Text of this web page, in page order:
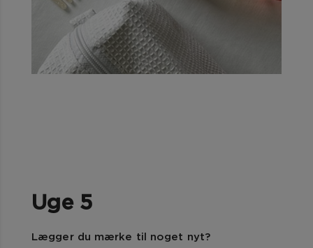
Uge 5
Lægger du mærke til noget nyt?